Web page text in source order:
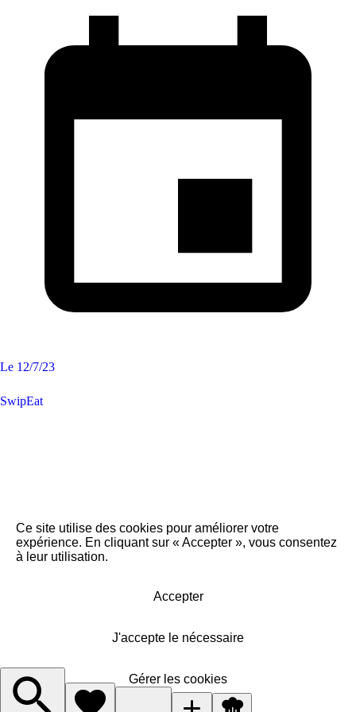
Le 12/7/23
SwipEat
Ce site utilise des cookies pour améliorer votre
expérience. En cliquant sur « Accepter », vous consentez
à leur utilisation.
Accepter
J'accepte le nécessaire
Gérer les cookies